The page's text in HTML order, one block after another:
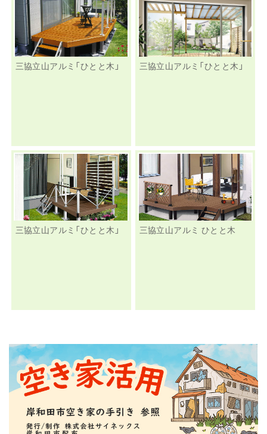
三協立山アルミ「ひとと木」 三協立山アルミ「ひとと木」
三協立山アルミ「ひとと木」 三協立山アルミ ひとと木